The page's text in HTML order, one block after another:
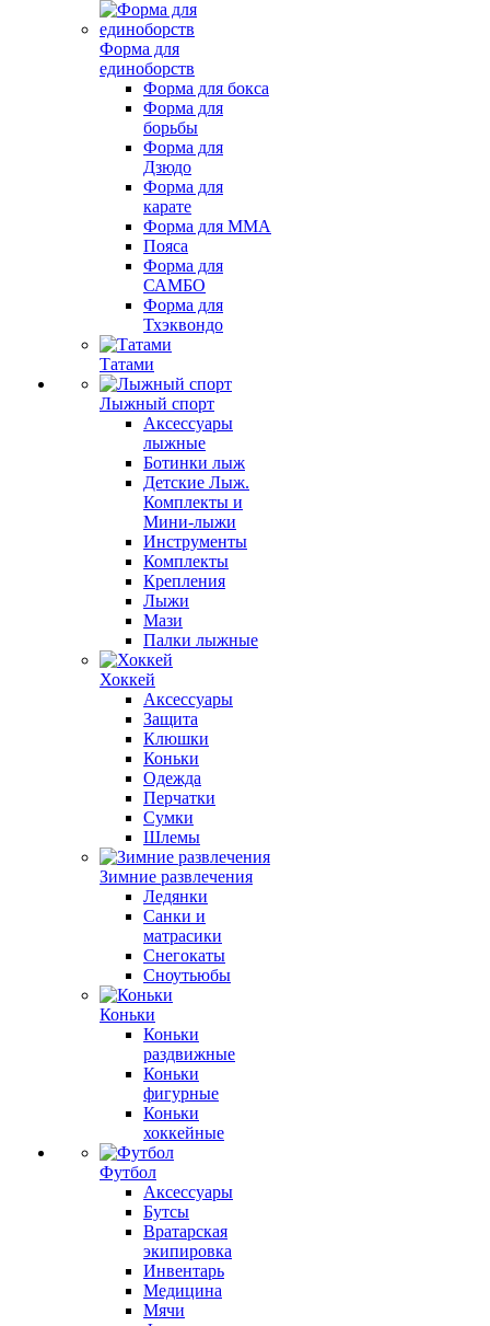
Форма для
единоборств
Форма для бокса
Форма для
борьбы
Форма для
Дзюдо
Форма для
карате
Форма для MMA
Пояса
Форма для
САМБО
Форма для
Тхэквондо
Татами
Лыжный спорт
Аксессуары
лыжные
Ботинки лыж
Детские Лыж.
Комплекты и
Мини-лыжи
Инструменты
Комплекты
Крепления
Лыжи
Мази
Палки лыжные
Хоккей
Аксессуары
Защита
Клюшки
Коньки
Одежда
Перчатки
Сумки
Шлемы
Зимние развлечения
Ледянки
Санки и
матрасики
Снегокаты
Сноутьюбы
Коньки
Коньки
раздвижные
Коньки
фигурные
Коньки
хоккейные
Футбол
Аксессуары
Бутсы
Вратарская
экипировка
Инвентарь
Медицина
Мячи